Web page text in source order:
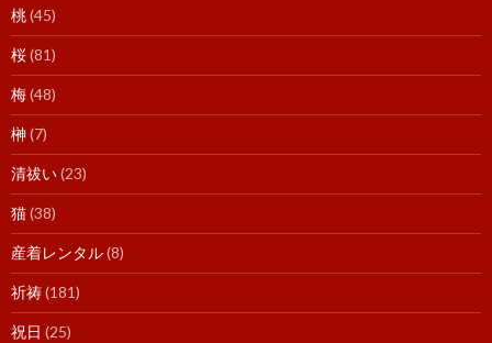
桃(45)
桜(81)
梅(48)
榊(7)
清祓い(23)
猫(38)
産着レンタル(8)
祈祷(181)
祝日 (25)